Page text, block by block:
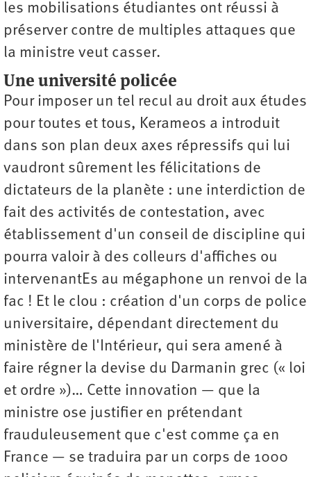
les mobilisations étudiantes ont réussi à
préserver contre de multiples attaques que
la ministre veut casser.
Une universitépolicée
Pour imposer un tel recul au droit aux études
pour toutes et tous, Kerameos a introduit
dans son plan deux axes répressifs qui lui
vaudront sûrement les félicitations de
dictateurs de la planète : une interdiction de
fait des activités de contestation, avec
établissement d'un conseil de discipline qui
pourra valoir à des colleurs d'affiches ou
intervenantEs au mégaphone un renvoi de la
fac ! Et le clou : création d'un corps de police
universitaire, dépendant directement du
ministère de l'Intérieur, qui sera amené à
faire régner la devise du Darmanin grec (« loi
et ordre »)… Cette innovation — que la
ministre ose justifier en prétendant
frauduleusement que c'est comme ça en
France — se traduira par un corps de 1000